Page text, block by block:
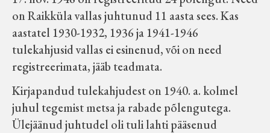
Koduleht on teoks saanud tänu Sillaotsa
Muuseumisõprade Seltsingu, Kohaliku
Omaalgatuse Programmi ja Märjamaa
Vallavalitsuse abile.
on Raikküla vallas juhtunud 11 aasta sees. Kas
aastatel 1930-1932, 1936 ja 1941-1946
tulekahjusid vallas ei esinenud, või on need
registreerimata, jääb teadmata.
Kirjapandud tulekahjudest on 1940. a. kolmel
juhul tegemist metsa ja rabade põlengutega.
Ülejäänud juhtudel oli tuli lahti pääsenud